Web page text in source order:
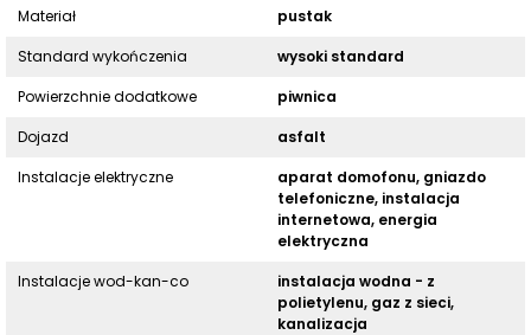
Materiał
pustak
Standard wykończenia
wysoki standard
Powierzchnie dodatkowe
piwnica
Dojazd
asfalt
Instalacje elektryczne
aparat domofonu, gniazdo
telefoniczne, instalacja
internetowa, energia
elektryczna
Instalacje wod-kan-co
instalacja wodna - z
polietylenu, gaz z sieci,
kanalizacja